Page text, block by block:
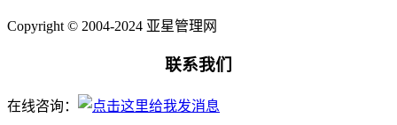
Copyright © 2004-2024 亚星管理网
联系我们
在线咨询：